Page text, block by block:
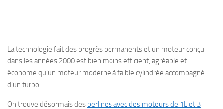
La technologie fait des progrès permanents et un moteur conçu
dans les années 2000 est bien moins efficient, agréable et
économe qu’un moteur moderne à faible cylindrée accompagné
d’un turbo.
On trouve désormais des berlines avec des moteurs de 1L et 3